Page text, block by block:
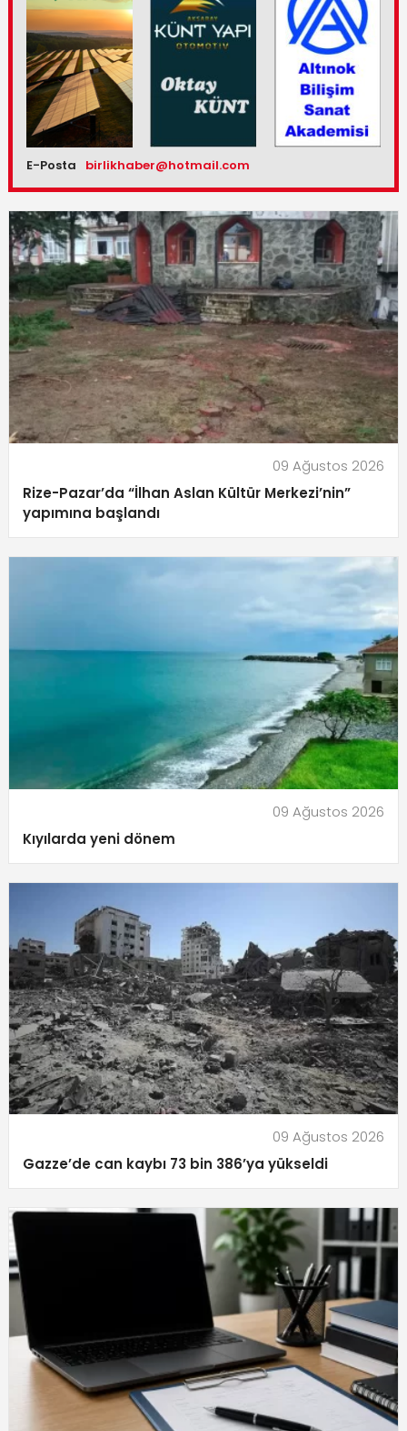
E-Posta birlikhaber@hotmail.com
09 Ağustos 2026
Rize-Pazar’da “İlhan Aslan Kültür Merkezi’nin”
yapımına başlandı
09 Ağustos 2026
Kıyılarda yeni dönem
09 Ağustos 2026
Gazze’de can kaybı 73 bin 386’ya yükseldi